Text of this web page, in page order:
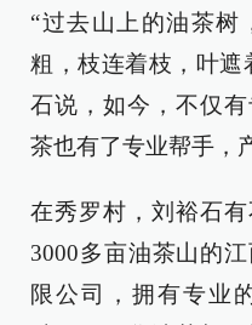
“过去山上的油茶树
粗，枝连着枝，叶遮
石说，如今，不仅
茶也有了专业帮手，
在秀罗村，刘裕石
3000多亩油茶山的
限公司，拥有专业